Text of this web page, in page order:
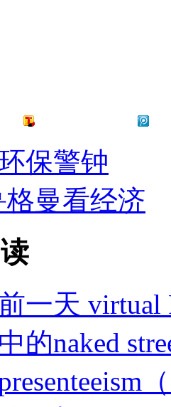
保警钟
格曼看经济
一天 virtual
的naked